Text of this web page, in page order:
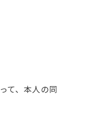
て、本人の同